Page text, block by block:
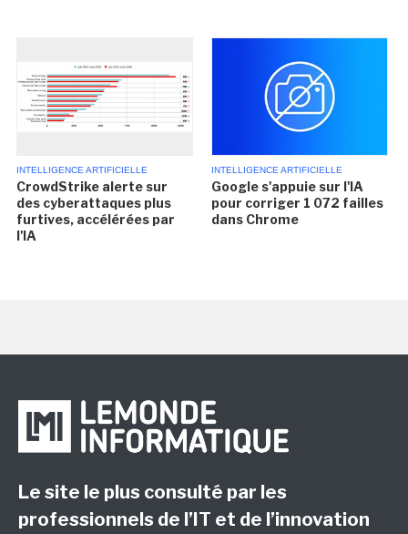
INTELLIGENCE ARTIFICIELLE
CrowdStrike alerte sur
des cyberattaques plus
furtives, accélérées par
l'IA
INTELLIGENCE ARTIFICIELLE
Google s'appuie sur l'IA
pour corriger 1 072 failles
dans Chrome
Le site le plus consulté par les
professionnels de l’IT et de l’innovation